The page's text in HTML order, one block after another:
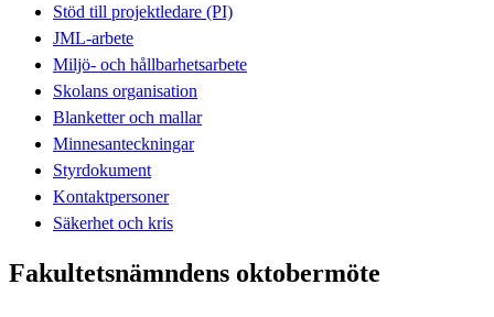
Stöd till projektledare (PI)
JML-arbete
Miljö- och hållbarhetsarbete
Skolans organisation
Blanketter och mallar
Minnesanteckningar
Styrdokument
Kontaktpersoner
Säkerhet och kris
Fakultetsnämndens oktobermöte